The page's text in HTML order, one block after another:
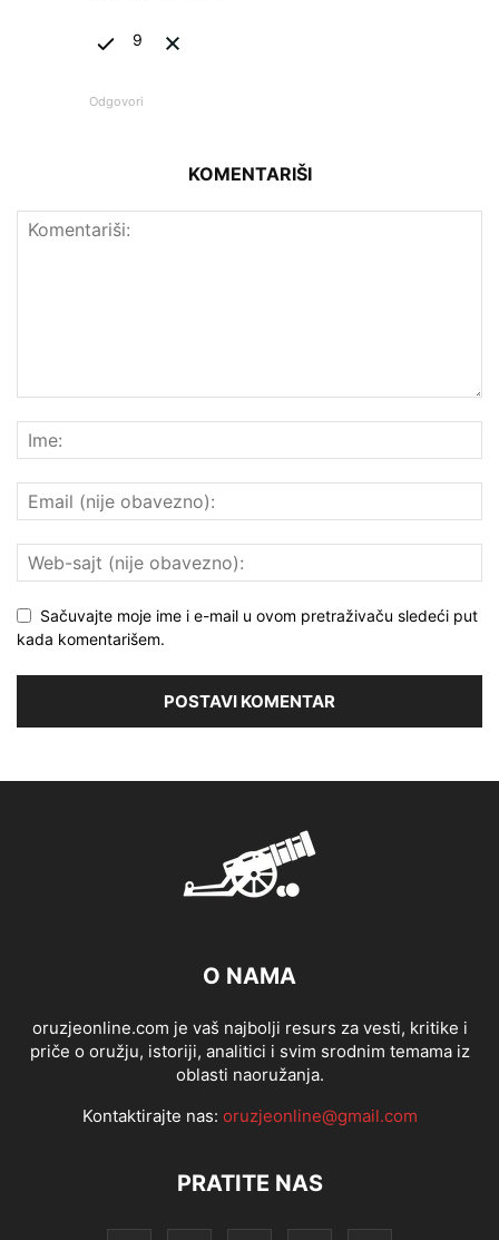
9
Odgovori
KOMENTARIŠI
Sačuvajte moje ime i e-mail u ovom pretraživaču sledeći put
kada komentarišem.
O NAMA
oruzjeonline.com je vaš najbolji resurs za vesti, kritike i
priče o oružju, istoriji, analitici i svim srodnim temama iz
oblasti naoružanja.
Kontaktirajte nas: oruzjeonline@gmail.com
PRATITE NAS